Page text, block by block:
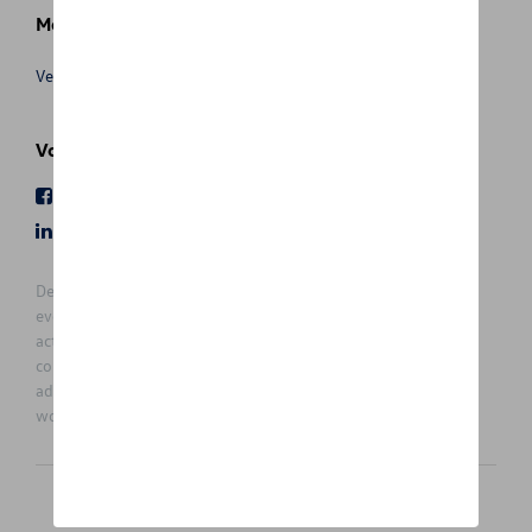
Meer info
Verkoopsvoorwaarden
Volg Ons
De prijzen op deze site zijn adviesprijzen (incl. btw), exclusief
eventuele installatiekosten. Voor meer informatie over de
actuele verkoopprijs en de eventuele installatiekosten kunt u
contact opnemen met uw concessiehouder / agent. De
adviesprijzen kunnen zonder voorafgaande kennisgeving
worden gewijzigd.